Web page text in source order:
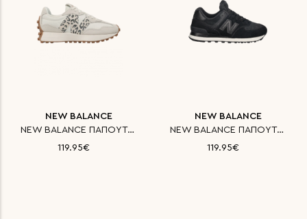
NEW BALANCE
NEW BALANCE ΠΑΠΟΥΤΣΙ CLASSICS
119.95€
NEW BALANCE
NEW BALANCE ΠΑΠΟΥΤΣΙ CLASSICS
119.95€